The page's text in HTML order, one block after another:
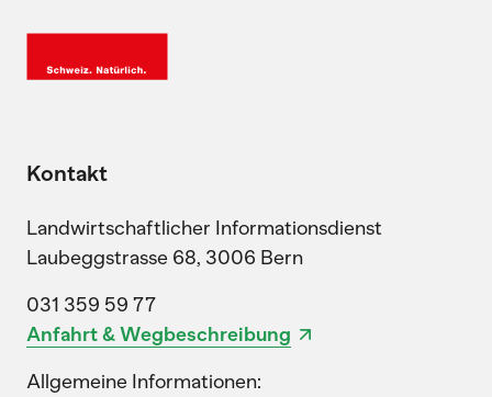
Kontakt
Landwirtschaftlicher Informationsdienst
Laubeggstrasse 68, 3006 Bern
031 359 59 77
Anfahrt & Wegbeschreibung
Allgemeine Informationen: